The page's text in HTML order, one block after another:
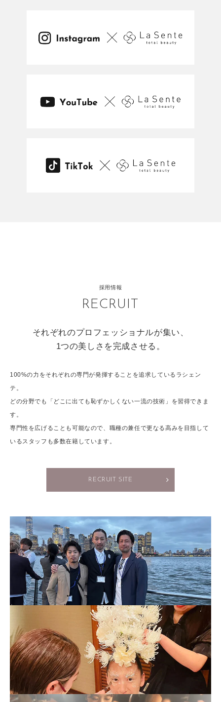
採用情報
RECRUIT
それぞれのプロフェッショナルが集い、
1つの美しさを完成させる。
100%の力をそれぞれの専門が発揮することを追求しているラシェン
テ。
どの分野でも「どこに出ても恥ずかしくない一流の技術」を習得できま
す。
専門性を広げることも可能なので、職種の兼任で更なる高みを目指して
いるスタッフも多数在籍しています。
RECRUIT SITE